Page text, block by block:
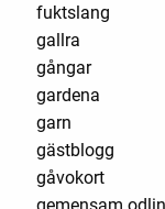
fuktslang
gallra
gångar
gardena
garn
gästblogg
gåvokort
gemensam